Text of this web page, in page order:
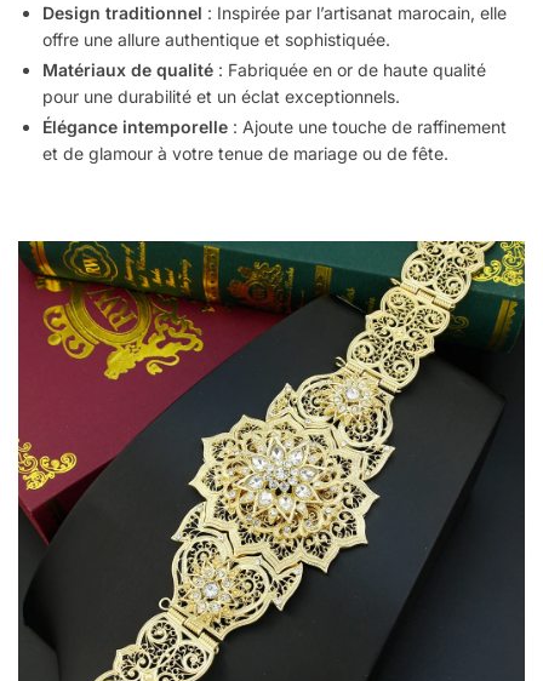
Design traditionnel : Inspirée par l’artisanat marocain, elle
offre une allure authentique et sophistiquée.
Matériaux de qualité : Fabriquée en or de haute qualité
pour une durabilité et un éclat exceptionnels.
Élégance intemporelle : Ajoute une touche de raffinement
et de glamour à votre tenue de mariage ou de fête.